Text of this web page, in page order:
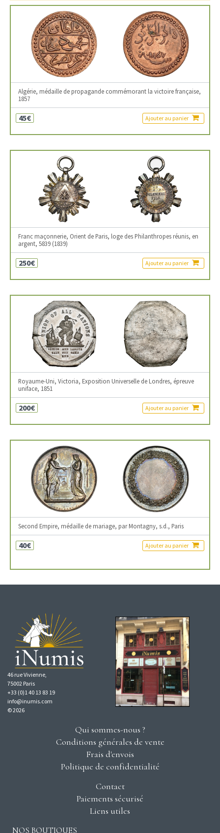
Algérie, médaille de propagande commémorant la victoire française,
1857
45€ Ajouter au panier
Franc maçonnerie, Orient de Paris, loge des Philanthropes réunis, en
argent, 5839 (1839)
250€ Ajouter au panier
Royaume-Uni, Victoria, Exposition Universelle de Londres, épreuve
uniface, 1851
200€ Ajouter au panier
Second Empire, médaille de mariage, par Montagny, s.d., Paris
40€ Ajouter au panier
46 rue Vivienne,
75002 Paris
+33 (0)1 40 13 83 19
info@inumis.com
© 2026
Qui sommes-nous ?
Conditions générales de vente
Frais d'envois
Politique de confidentialité
Contact
Paiements sécurisé
Liens utiles
NOS BOUTIQUES